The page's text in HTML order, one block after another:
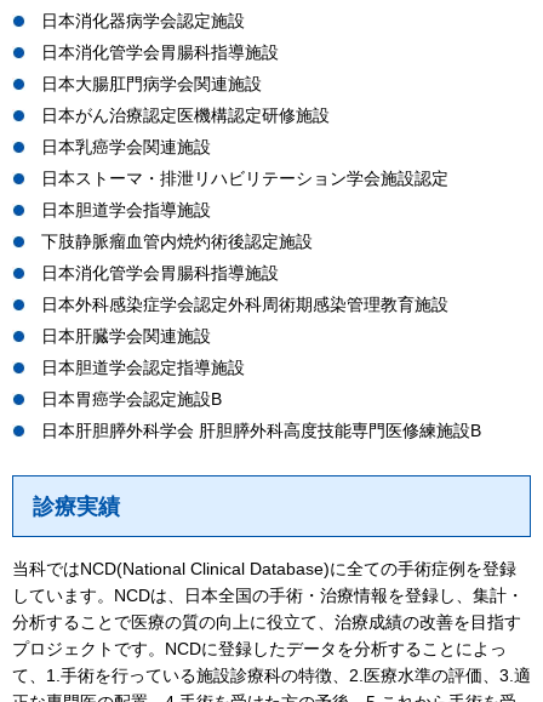
日本消化器病学会認定施設
日本消化管学会胃腸科指導施設
日本大腸肛門病学会関連施設
日本がん治療認定医機構認定研修施設
日本乳癌学会関連施設
日本ストーマ・排泄リハビリテーション学会施設認定
日本胆道学会指導施設
下肢静脈瘤血管内焼灼術後認定施設
日本消化管学会胃腸科指導施設
日本外科感染症学会認定外科周術期感染管理教育施設
日本肝臓学会関連施設
日本胆道学会認定指導施設
日本胃癌学会認定施設B
日本肝胆膵外科学会 肝胆膵外科高度技能専門医修練施設B
診療実績
当科ではNCD(National Clinical Database)に全ての手術症例を登録
しています。NCDは、日本全国の手術・治療情報を登録し、集計・
分析することで医療の質の向上に役立て、治療成績の改善を目指す
プロジェクトです。NCDに登録したデータを分析することによっ
て、1.手術を行っている施設診療科の特徴、2.医療水準の評価、3.適